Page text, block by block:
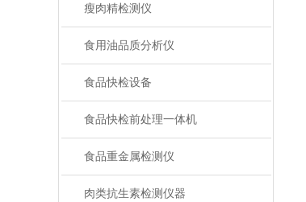
瘦肉精检测仪
食用油品质分析仪
食品快检设备
食品快检前处理一体机
食品重金属检测仪
肉类抗生素检测仪器